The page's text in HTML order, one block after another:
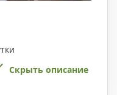
Скрыть описание